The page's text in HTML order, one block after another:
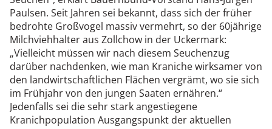
Paulsen. Seit Jahren sei bekannt, dass sich der früher
bedrohte Großvogel massiv vermehrt, so der 60jährige
Milchviehhalter aus Zollchow in der Uckermark:
„Vielleicht müssen wir nach diesem Seuchenzug
darüber nachdenken, wie man Kraniche wirksamer von
den landwirtschaftlichen Flächen vergrämt, wo sie sich
im Frühjahr von den jungen Saaten ernähren.“
Jedenfalls sei die sehr stark angestiegene
Kranichpopulation Ausgangspunkt der aktuellen